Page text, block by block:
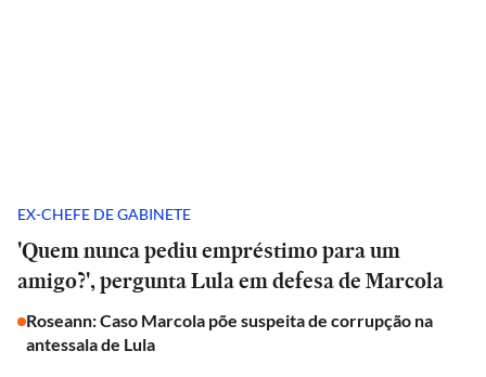
EX-CHEFE DE GABINETE
'Quem nunca pediu empréstimo para um
amigo?', pergunta Lula em defesa de Marcola
Roseann: Caso Marcola põe suspeita de corrupção na
antessala de Lula